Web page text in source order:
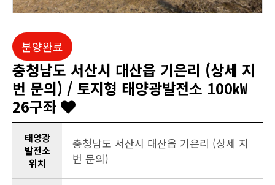
분양완료
충청남도 서산시 대산읍 기은리 (상세 지
번 문의) / 토지형 태양광발전소 100㎾
26구좌
태양광
발전소
위치
충청남도 서산시 대산읍 기은리 (상세 지
번 문의)